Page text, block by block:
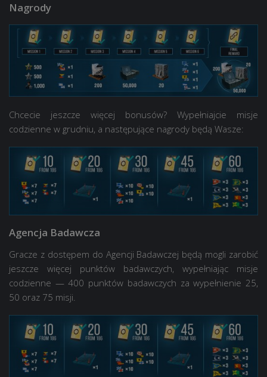
Nagrody
Chcecie jeszcze więcej bonusów? Wypełniajcie misje
codzienne w grudniu, a następujące nagrody będą Wasze:
Agencja Badawcza
Gracze z dostępem do Agencji Badawczej będą mogli zarobić
jeszcze więcej punktów badawczych, wypełniając misje
codzienne —400 punktów badawczych za wypełnienie 25,
50 oraz 75 misji.